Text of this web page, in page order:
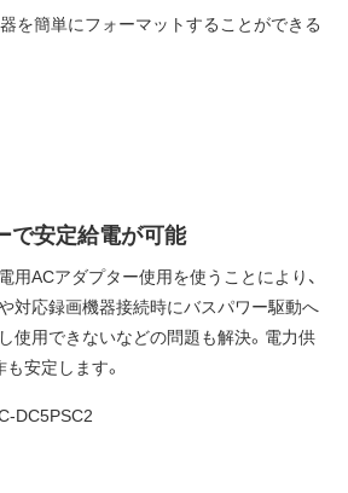
を簡単にフォーマットすることができる
で安定給電が可能
用ACアダプター使用を使うことにより、
対応録画機器接続時にバスパワー駆動へ
使用できないなどの問題も解決。電力供
安定します。
DC5PSC2